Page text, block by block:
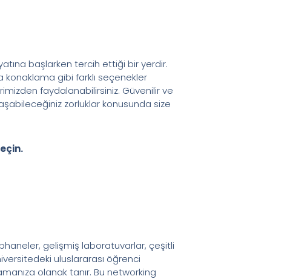
başlarken tercih ettiği bir yerdir.
konaklama gibi farklı seçenekler
faydalanabilirsiniz. Güvenilir ve
zorluklar konusunda size
gelişmiş laboratuvarlar, çeşitli
uluslararası öğrenci
olanak tanır. Bu networking